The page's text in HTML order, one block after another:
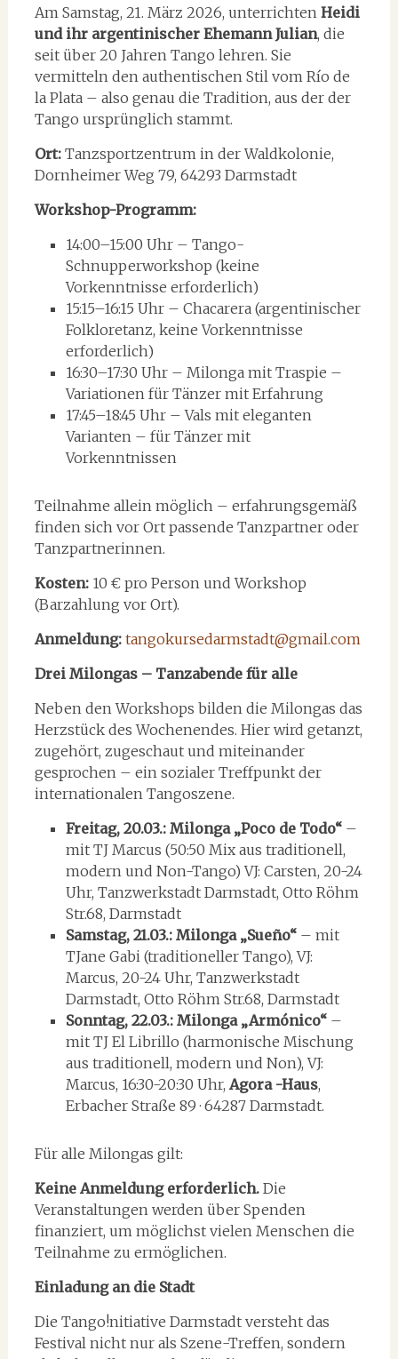
Am Samstag, 21. März 2026, unterrichten Heidi
und ihr argentinischer Ehemann Julian, die
seit über 20 Jahren Tango lehren. Sie
vermitteln den authentischen Stil vom Río de
la Plata – also genau die Tradition, aus der der
Tango ursprünglich stammt.
Ort:Tanzsportzentrum in der Waldkolonie,
Dornheimer Weg 79, 64293 Darmstadt
Workshop-Programm:
14:00–15:00 Uhr – Tango-
Schnupperworkshop (keine
Vorkenntnisse erforderlich)
15:15–16:15 Uhr – Chacarera (argentinischer
Folkloretanz, keine Vorkenntnisse
erforderlich)
16:30–17:30 Uhr – Milonga mit Traspie –
Variationen für Tänzer mit Erfahrung
17:45–18:45 Uhr – Vals mit eleganten
Varianten – für Tänzer mit
Vorkenntnissen
Teilnahme allein möglich – erfahrungsgemäß
finden sich vor Ort passende Tanzpartner oder
Tanzpartnerinnen.
Kosten:10 € pro Person und Workshop
(Barzahlung vor Ort).
Anmeldung: tangokursedarmstadt@gmail.com
Drei Milongas – Tanzabende für alle
Neben den Workshops bilden die Milongas das
Herzstück des Wochenendes. Hier wird getanzt,
zugehört, zugeschaut und miteinander
gesprochen – ein sozialer Treffpunkt der
internationalen Tangoszene.
Freitag, 20.03.: Milonga „Poco de Todo“–
mit TJ Marcus (50:50 Mix aus traditionell,
modern und Non-Tango) VJ: Carsten, 20-24
Uhr, Tanzwerkstadt Darmstadt, Otto Röhm
Str.68, Darmstadt
Samstag, 21.03.: Milonga „Sueño“– mit
TJane Gabi (traditioneller Tango), VJ:
Marcus, 20-24 Uhr, Tanzwerkstadt
Darmstadt, Otto Röhm Str.68, Darmstadt
Sonntag, 22.03.: Milonga „Armónico“–
mit TJ El Librillo (harmonische Mischung
aus traditionell, modern und Non), VJ:
Marcus, 16:30-20:30 Uhr, Agora -Haus,
Erbacher Straße 89 · 64287 Darmstadt.
Für alle Milongas gilt:
Keine Anmeldung erforderlich.Die
Veranstaltungen werden über Spenden
finanziert, um möglichst vielen Menschen die
Teilnahme zu ermöglichen.
Einladung an die Stadt
Die Tango!nitiative Darmstadt versteht das
Festival nicht nur als Szene-Treffen, sondern